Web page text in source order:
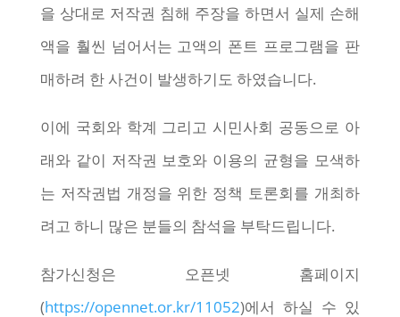
을 상대로 저작권 침해 주장을 하면서 실제 손해
액을 훨씬 넘어서는 고액의 폰트 프로그램을 판
매하려 한 사건이 발생하기도 하였습니다.
이에 국회와 학계 그리고 시민사회 공동으로 아
래와 같이 저작권 보호와 이용의 균형을 모색하
는 저작권법 개정을 위한 정책 토론회를 개최하
려고 하니 많은 분들의 참석을 부탁드립니다.
참가신청은 오픈넷 홈페이지
(https://opennet.or.kr/11052)에서 하실 수 있